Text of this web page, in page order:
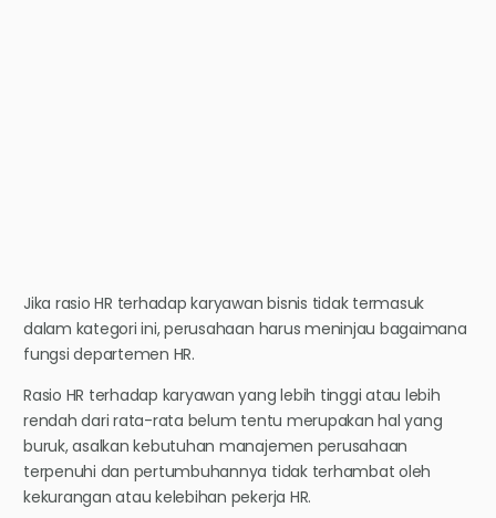
Jika rasio HR terhadap karyawan bisnis tidak termasuk
dalam kategori ini, perusahaan harus meninjau bagaimana
fungsi departemen HR.
Rasio HR terhadap karyawan yang lebih tinggi atau lebih
rendah dari rata-rata belum tentu merupakan hal yang
buruk, asalkan kebutuhan manajemen perusahaan
terpenuhi dan pertumbuhannya tidak terhambat oleh
kekurangan atau kelebihan pekerja HR.